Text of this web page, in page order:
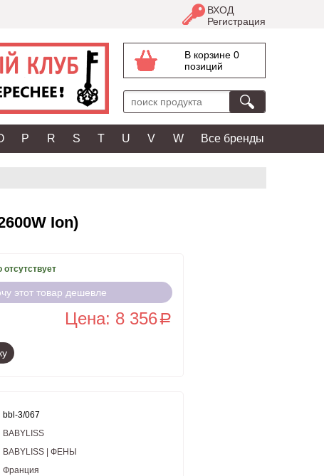
ВХОД
Регистрация
В корзине 0
позиций
P R S T U V W Все бренды
Ion)
этот товар дешевле
Цена: 8 356a
bbl-3/067
BABYLISS
BABYLISS | ФЕНЫ
Франция